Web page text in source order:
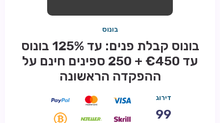
טיפים
בונוס
בונוס קבלת פנים: עד 125% בונוס
עד €450 + 250 ספינים חינם על
ההפקדה הראשונה
דירוג
99